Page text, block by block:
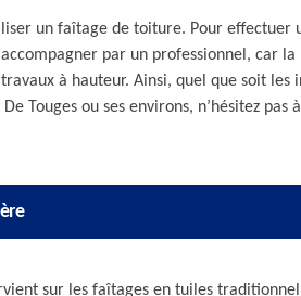
un faîtage de toiture. Pour effectuer
par un professionnel, car la
à hauteur. Ainsi, quel que soit les
Touges ou ses environs, n’hésitez pas
sur les faîtages en tuiles